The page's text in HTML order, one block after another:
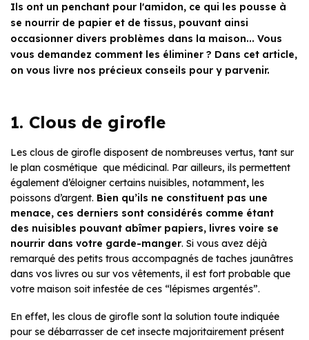
Ils ont un penchant pour l'amidon, ce qui les pousse à
se nourrir de papier et de tissus, pouvant ainsi
occasionner divers problèmes dans la maison... Vous
vous demandez comment les éliminer ? Dans cet article,
on vous livre nos précieux conseils pour y parvenir.
1. Clous de girofle
Les clous de girofle disposent de nombreuses vertus, tant sur
le plan cosmétique que médicinal. Par ailleurs, ils permettent
également d’éloigner certains nuisibles, notamment, les
poissons d’argent. Bien qu’ils ne constituent pas une
menace, ces derniers sont considérés comme étant
des nuisibles pouvant abîmer papiers, livres voire se
nourrir dans votre garde-manger. Si vous avez déjà
remarqué des petits trous accompagnés de taches jaunâtres
dans vos livres ou sur vos vêtements, il est fort probable que
votre maison soit infestée de ces “lépismes argentés”.
En effet, les clous de girofle sont la solution toute indiquée
pour se débarrasser de cet insecte majoritairement présent